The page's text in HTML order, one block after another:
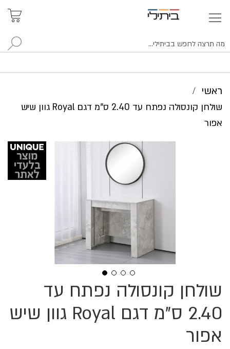
ראשי
שולחן קונסולה נפתח עד 2.40 ס"מ דגם Royal גוון שיש
אפור
שולחן קונסולה נפתח עד
2.40 ס"מ דגם Royal גוון שיש
אפור
לדלג
להתחלה
גלריית